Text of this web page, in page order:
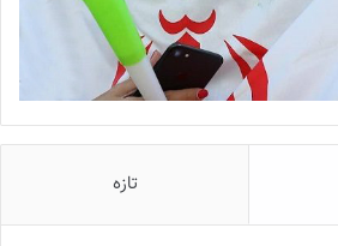
تازه